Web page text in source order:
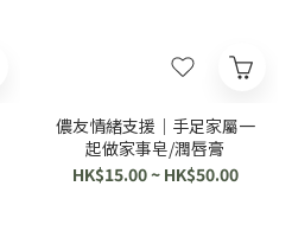
儂友情緒支援｜手足家屬一
起做家事皂/潤唇膏
HK$15.00 ~ HK$50.00